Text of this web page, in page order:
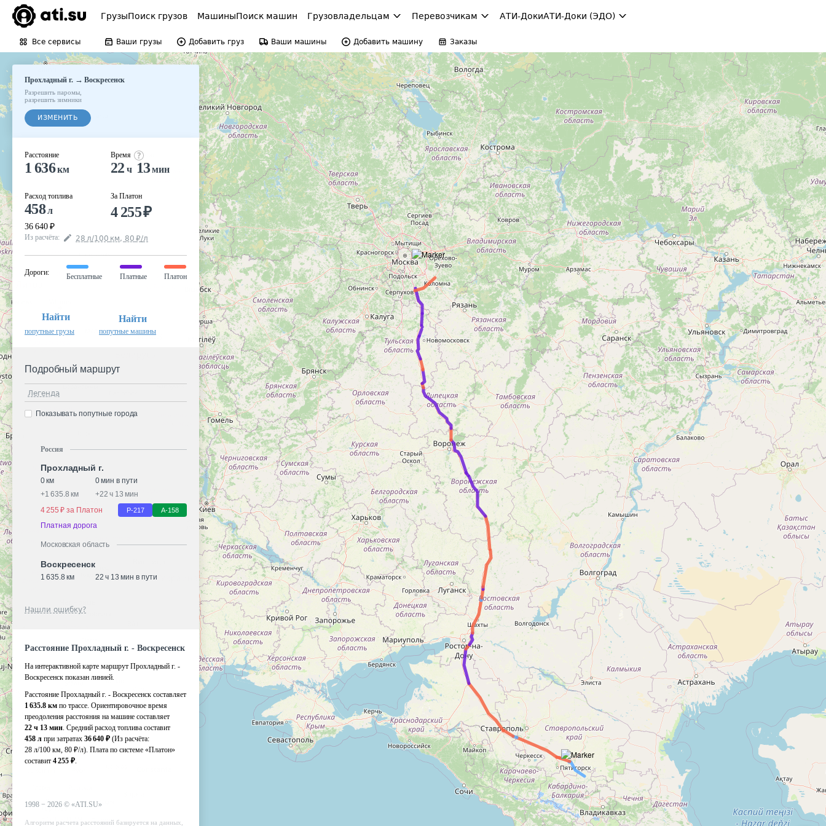
ГрузыПоиск грузов МашиныПоиск машин Грузовладельцам Перевозчикам АТИ-ДокиАТИ-Доки (ЭДО)
Все сервисы Ваши грузы Добавить груз Ваши машины Добавить машину Заказы
Прохладный г.→Воскресенск
Разрешить паромы
разрешить зимники
ИЗМЕНИТЬ
Расстояние
1 636км
Расход топлива
458л
36 640 ₽
Время
22 ч 13мин
За Платон
4 255₽
Из расчёта: 28 л/100 км, 80 ₽/л
Дороги:
Бесплатные Платные Платон
Найти
попутные грузы
Найти
попутные машины
Подробный маршрут
Легенда
Показывать попутные города
Россия
Прохладный г.
0 км
0 мин в пути
+1 635.8 км +22 ч 13 мин
4 255 ₽ за Платон
Р-217 А-158
Платная дорога
Московская область
Воскресенск
1 635.8 км 22 ч 13 мин в пути
Нашли ошибку?
Расстояние Прохладный г. - Воскресенск
На интерактивной карте маршрут Прохладный г. -
Воскресенск показан линией.
Расстояние Прохладный г. - Воскресенск составляет
1 635.8 км по трассе. Ориентировочное время
преодоления расстояния на машине составляет
22 ч 13 мин. Средний расход топлива составит
458 л при затратах 36 640 ₽ (Из расчёта:
28 л/100 км, 80 ₽/л). Плата по системе «Платон»
составит 4 255 ₽.
1998 − 2026 © «ATI.SU»
Алгоритм расчета расстояний базируется на данных,